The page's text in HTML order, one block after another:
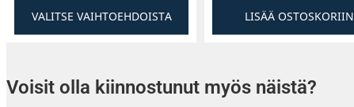
VALITSE VAIHTOEHDOISTA LISÄÄ OSTOSKORIIN
Voisit olla kiinnostunut myös näistä?